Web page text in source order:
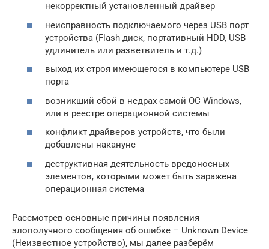
некорректный установленный драйвер
неисправность подключаемого через USB порт
устройства (Flash диск, портативный HDD, USB
удлинитель или разветвитель и т.д.)
выход их строя имеющегося в компьютере USB
порта
возникший сбой в недрах самой ОС Windows,
или в реестре операционной системы
конфликт драйверов устройств, что были
добавлены накануне
деструктивная деятельность вредоносных
элементов, которыми может быть заражена
операционная система
Рассмотрев основные причины появления
злополучного сообщения об ошибке – Unknown Device
(Неизвестное устройство), мы далее разберём